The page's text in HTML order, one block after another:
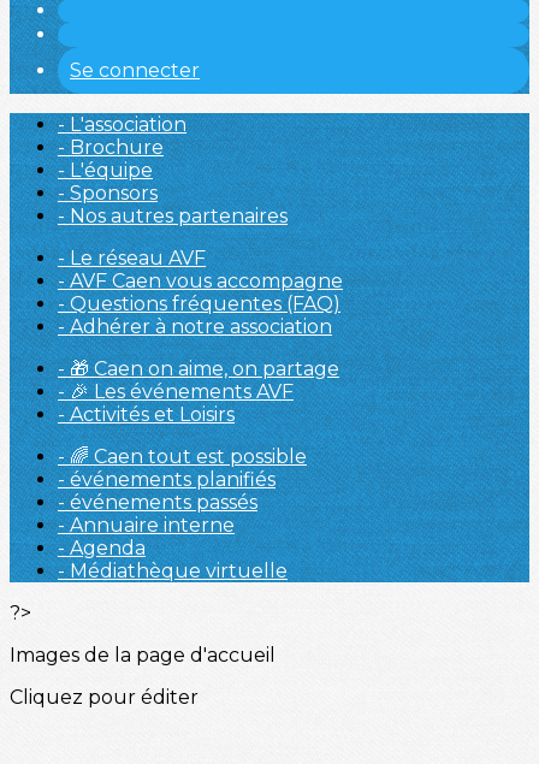
Se connecter
- L'association
- Brochure
- L'équipe
- Sponsors
- Nos autres partenaires
- Le réseau AVF
- AVF Caen vous accompagne
- Questions fréquentes (FAQ)
- Adhérer à notre association
- 🎁 Caen on aime, on partage
- 🎉 Les événements AVF
- Activités et Loisirs
- 🌈 Caen tout est possible
- événements planifiés
- événements passés
- Annuaire interne
- Agenda
- Médiathèque virtuelle
?>
Images de la page d'accueil
Cliquez pour éditer